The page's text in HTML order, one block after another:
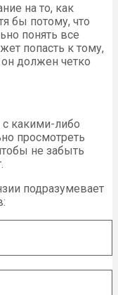
на то, как
бы потому, что
понять все
попасть к тому,
должен четко
какими-либо
просмотреть
не забыть
подразумевает